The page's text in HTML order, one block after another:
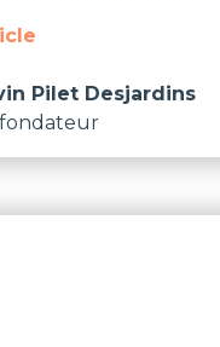
Pilet Desjardins